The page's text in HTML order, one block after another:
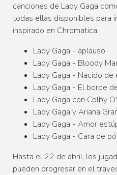
canciones de Lady Gaga
todas ellas disponibles para
inspirado en Chromatica:
Lady Gaga - aplauso
Lady Gaga - Bloody
Lady Gaga - Nacido de
Lady Gaga - El borde
Lady Gaga con Colby
Lady Gaga y Ariana
Lady Gaga - Amor
Lady Gaga - Cara de
Hasta el 22 de abril, los
pueden progresar en el